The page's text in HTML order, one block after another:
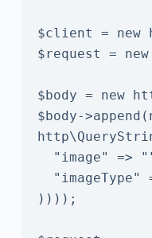
$client = new
$request =
$body = new
$body-
))));